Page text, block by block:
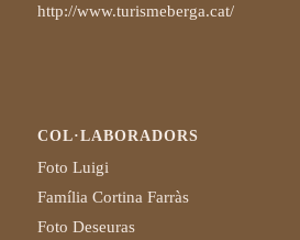
http://www.turismeberga.cat/
COL·LABORADORS
Foto Luigi
Família Cortina Farràs
Foto Deseuras